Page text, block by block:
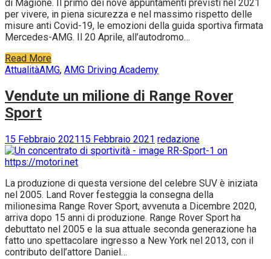
di Magione. Il primo dei nove appuntamenti previsti nel 2021
per vivere, in piena sicurezza e nel massimo rispetto delle
misure anti Covid-19, le emozioni della guida sportiva firmata
Mercedes-AMG. Il 20 Aprile, all’autodromo…
Read More
AttualitàAMG, AMG Driving Academy
Vendute un milione di Range Rover
Sport
15 Febbraio 202115 Febbraio 2021 redazione
La produzione di questa versione del celebre SUV è iniziata
nel 2005. Land Rover festeggia la consegna della
milionesima Range Rover Sport, avvenuta a Dicembre 2020,
arriva dopo 15 anni di produzione. Range Rover Sport ha
debuttato nel 2005 e la sua attuale seconda generazione ha
fatto uno spettacolare ingresso a New York nel 2013, con il
contributo dell’attore Daniel…